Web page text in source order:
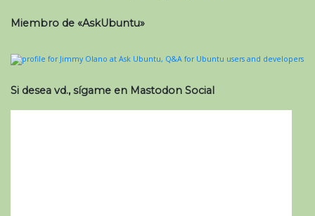
Miembro de «AskUbuntu»
Si desea vd., sígame en Mastodon Social